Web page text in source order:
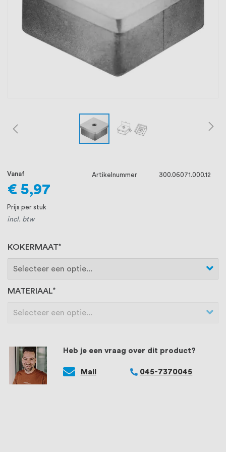
ons voorop, want we geloven dat een
goede relatie met onze klanten het
verschil maakt.
Heb je een vraag over dit product?
Mail 045-7370045
KOKERMAAT
MATERIAAL
Vanaf
€ 5,97
Prijs per stuk
incl. btw
Artikelnummer 300.06071.000.12